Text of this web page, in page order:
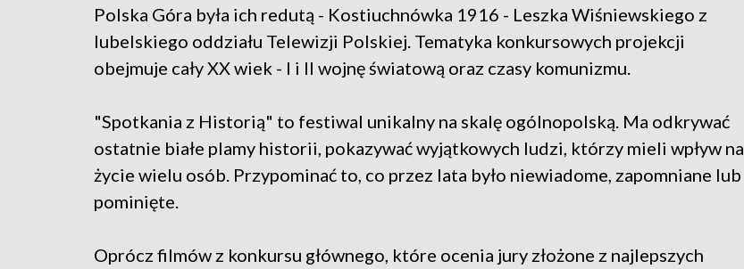
Polska Góra była ich redutą - Kostiuchnówka 1916 - Leszka Wiśniewskiego z
lubelskiego oddziału Telewizji Polskiej. Tematyka konkursowych projekcji
obejmuje cały XX wiek - I i II wojnę światową oraz czasy komunizmu.
"Spotkania z Historią" to festiwal unikalny na skalę ogólnopolską. Ma odkrywać
ostatnie białe plamy historii, pokazywać wyjątkowych ludzi, którzy mieli wpływ na
życie wielu osób. Przypominać to, co przez lata było niewiadome, zapomniane lub
pominięte.
Oprócz filmów z konkursu głównego, które ocenia jury złożone z najlepszych